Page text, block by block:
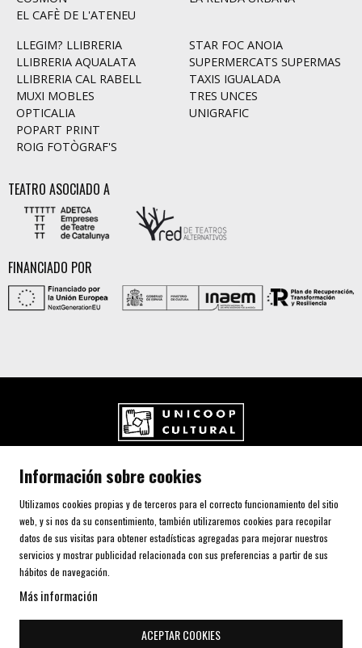
EL CAFÈ DE L'ATENEU
LLEGIM? LLIBRERIA
LLIBRERIA AQUALATA
LLIBRERIA CAL RABELL
MUXI MOBLES
OPTICALIA
POPART PRINT
ROIG FOTÒGRAF'S
STAR FOC ANOIA
SUPERMERCATS SUPERMAS
TAXIS IGUALADA
TRES UNCES
UNIGRAFIC
TEATRO ASOCIADO A
FINANCIADO POR
Carrer de l'Aurora, 80 (Plaça de Cal Font)
Telf. 93 805 00 75
AVISO LEGAL Y POLÍTICA DE PRIVACIDAD
DECLARACIÓN DE ACCESIBILIDAD
Información sobre cookies
Utilizamos cookies propias y de terceros para el correcto funcionamiento del sitio
web, y si nos da su consentimiento, también utilizaremos cookies para recopilar
datos de sus visitas para obtener estadísticas agregadas para mejorar nuestros
servicios y mostrar publicidad relacionada con sus preferencias a partir de sus
hábitos de navegación.
Más información
ACEPTAR COOKIES